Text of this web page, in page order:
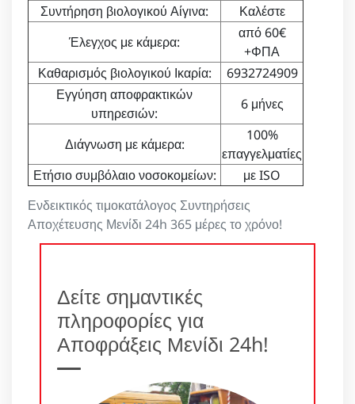
Ενδεικτικός τιμοκατάλογος Συντηρήσεις
Αποχέτευσης Μενίδι 24h 365 μέρες το χρόνο!
Συντήρηση βιολογικού Αίγινα:
Καλέστε
Έλεγχος με κάμερα:
από 60€
+ΦΠΑ
Καθαρισμός βιολογικού Ικαρία:
6932724909
Εγγύηση αποφρακτικών
υπηρεσιών:
6 μήνες
Διάγνωση με κάμερα:
100%
επαγγελματίες
Ετήσιο συμβόλαιο νοσοκομείων:
με ISO
Δείτε σημαντικές
πληροφορίες για
Αποφράξεις Μενίδι 24h!